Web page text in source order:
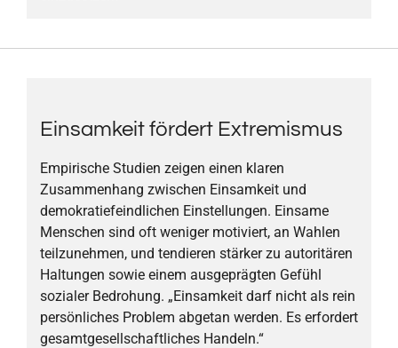
Einsamkeit fördert Extremismus
Empirische Studien zeigen einen klaren
Zusammenhang zwischen Einsamkeit und
demokratiefeindlichen Einstellungen. Einsame
Menschen sind oft weniger motiviert, an Wahlen
teilzunehmen, und tendieren stärker zu autoritären
Haltungen sowie einem ausgeprägten Gefühl
sozialer Bedrohung. „Einsamkeit darf nicht als rein
persönliches Problem abgetan werden. Es erfordert
gesamtgesellschaftliches Handeln.“